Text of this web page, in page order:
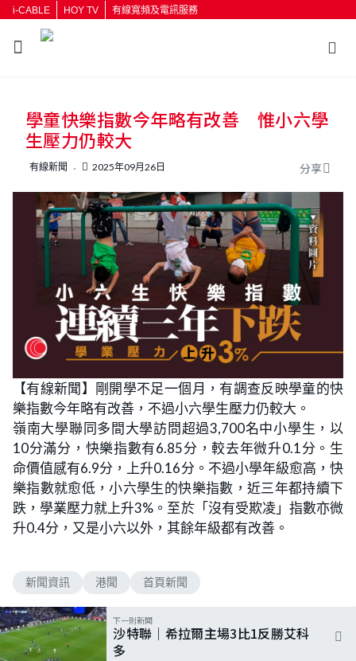
i-CABLE HOY TV 有線寬頻及電訊服務
按輸入鍵開始搜尋
學童快樂指數今年略有改善 惟小六學
生壓力仍較大
有線新聞 2025年09月26日 分享
【有線新聞】剛開學不足一個月，有調查反映學童的快
樂指數今年略有改善，不過小六學生壓力仍較大。
嶺南大學聯同多間大學訪問超過3,700名中小學生，以
10分滿分，快樂指數有6.85分，較去年微升0.1分。生
命價值感有6.9分，上升0.16分。不過小學年級愈高，快
樂指數就愈低，小六學生的快樂指數，近三年都持續下
跌，學業壓力就上升3%。至於「沒有受欺凌」指數亦微
升0.4分，又是小六以外，其餘年級都有改善。
新聞資訊 港聞 首頁新聞
下一則新聞
沙特聯｜希拉爾主場3比1反勝艾科
多